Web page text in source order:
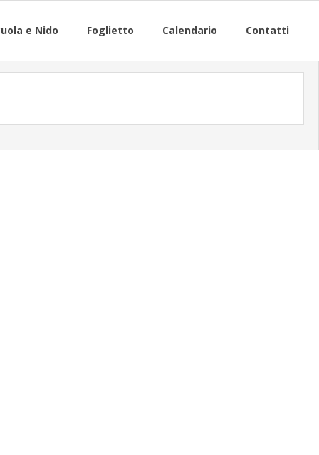
e Nido Foglietto Calendario Contatti